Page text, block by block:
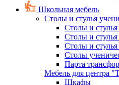
Школьная мебель
Столы и стулья
Столы и
Столы и
Столы и
Столы
Парта
Мебель для центра
Шкафы